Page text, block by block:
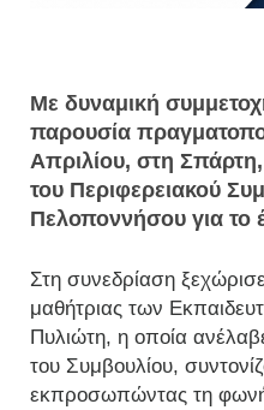
Με δυναμική
παρουσία
Απριλίου, στη
του Περιφερειακού
Πελοποννήσου για το
Στη συνεδρίαση
μαθήτριας των
Πυλιώτη, η οποία
του Συμβουλίου,
εκπροσωπώντας τη